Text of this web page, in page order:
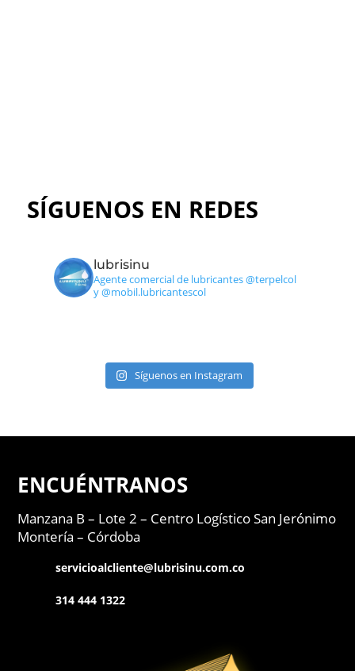
SÍGUENOS EN REDES
lubrisinu
Agente comercial de lubricantes @terpelcol
y @mobil.lubricantescol
Síguenos en Instagram
ENCUÉNTRANOS
Manzana B – Lote 2 – Centro Logístico San Jerónimo
Montería – Córdoba
servicioalcliente@lubrisinu.com.co
314 444 1322